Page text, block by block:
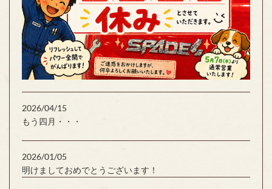
2026/04/15
もう四月・・・
2026/01/05
明けましておめでとうございます！